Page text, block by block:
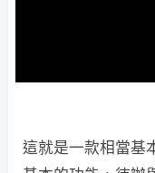
這就是一款相當基